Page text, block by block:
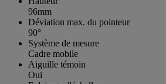
96mm
Déviation max. du pointeur
90°
Système de mesure
Cadre mobile
Aiguille témoin
Oui